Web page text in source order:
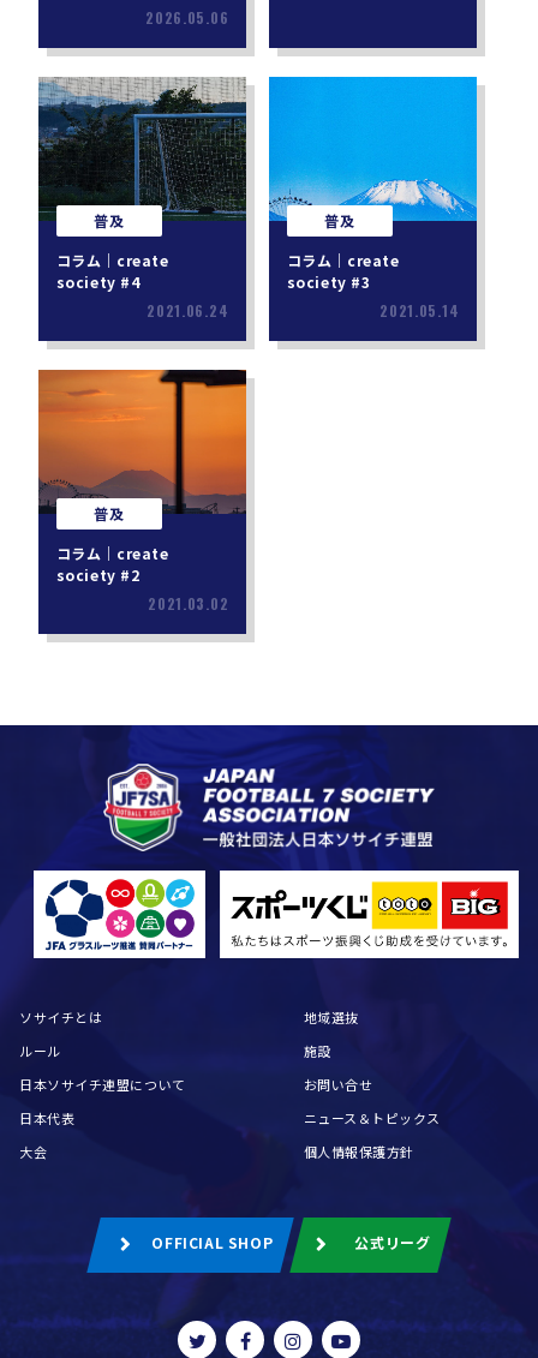
2026.05.06
普及
コラム｜create
society #4
2021.06.24
普及
コラム｜create
society #3
2021.05.14
普及
コラム｜create
society #2
2021.03.02
ソサイチとは
ルール
日本ソサイチ連盟について
日本代表
大会
地域選抜
施設
お問い合せ
ニュース＆トピックス
個人情報保護方針
OFFICIAL SHOP 公式リーグ